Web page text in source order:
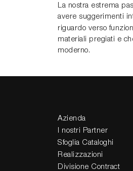
La nostra estrema
avere suggerimenti
riguardo verso
materiali pregiati e
moderno.
Azienda
I nostri Partner
Sfoglia Cataloghi
Realizzazioni
Divisione Contract